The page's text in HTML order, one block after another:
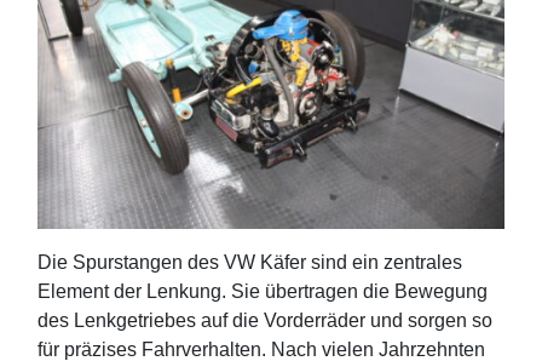
Die Spurstangen des VW Käfer sind ein zentrales
Element der Lenkung. Sie übertragen die Bewegung
des Lenkgetriebes auf die Vorderräder und sorgen so
für präzises Fahrverhalten. Nach vielen Jahrzehnten